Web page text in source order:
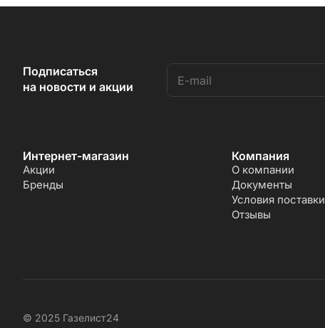
Подписаться
на новости и акции
Интернет-магазин
Акции
Бренды
Компания
О компании
Документы
Условия поставки
Отзывы
© 2025 Газелист24